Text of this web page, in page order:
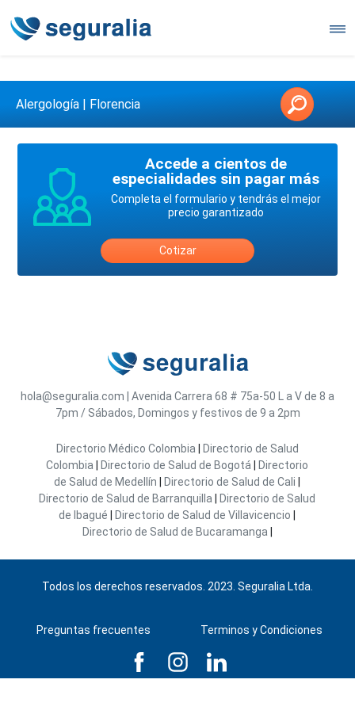
Contáctanos en 3147146006
Alergología | Florencia
Accede a cientos de
especialidades sin pagar más
Completa el formulario y tendrás el mejor
precio garantizado
Cotizar
hola@seguralia.com Avenida Carrera 68 # 75a-50
L a V de 8 a
7pm / Sábados, Domingos y festivos de 9 a 2pm
Directorio Médico Colombia
Directorio de Salud
Colombia
Directorio de Salud de Bogotá
Directorio
de Salud de Medellín
Directorio de Salud de Cali
Directorio de Salud de Barranquilla
Directorio de Salud
de Ibagué
Directorio de Salud de Villavicencio
Directorio de Salud de Bucaramanga
Todos los derechos reservados. 2023. Seguralia Ltda.
Preguntas frecuentes Terminos y Condiciones